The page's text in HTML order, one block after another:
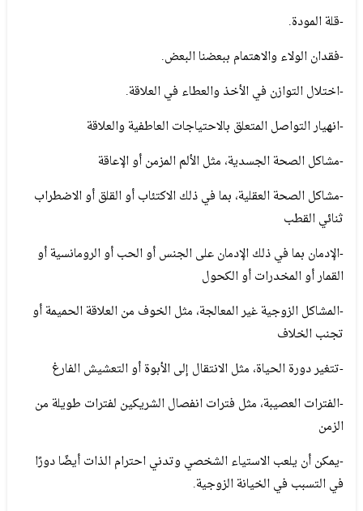
-قلة المودة.
-فقدان الولاء والاهتمام ببعضنا البعض.
-اختلال التوازن في الأخذ والعطاء في العلاقة.
-انهيار التواصل المتعلق بالاحتياجات العاطفية والعلاقة
-مشاكل الصحة الجسدية، مثل الألم المزمن أو الإعاقة
-مشاكل الصحة العقلية، بما في ذلك الاكتئاب أو القلق أو الاضطراب
ثنائي القطب
-الإدمان بما في ذلك الإدمان على الجنس أو الحب أو الرومانسية أو
القمار أو المخدرات أو الكحول
-المشاكل الزوجية غير المعالجة، مثل الخوف من العلاقة الحميمة أو
تجنب الخلاف
-تتغير دورة الحياة، مثل الانتقال إلى الأبوة أو التعشيش الفارغ
-الفترات العصيبة، مثل فترات انفصال الشريكين لفترات طويلة من
الزمن
-يمكن أن يلعب الاستياء الشخصي وتدني احترام الذات أيضًا دورًا
في التسبب في الخيانة الزوجية.